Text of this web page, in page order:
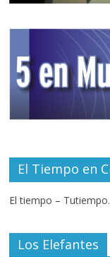
El Tiempo en
El tiempo –
Los Elefantes